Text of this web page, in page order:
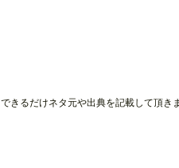
きるだけネタ元や出典を記載して頂き